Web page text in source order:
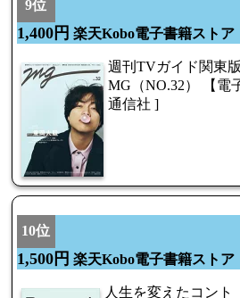
9位
1,400円 楽天Kobo電子書籍ストア
週刊TVガイド関東
MG（NO.32） 【電
通信社 ]
10位
1,500円 楽天Kobo電子書籍ストア
人生を変えたコント